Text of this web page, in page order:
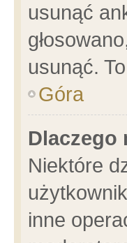
usunąć
usunąć.
Góra
Dlaczego
Niektóre
inne